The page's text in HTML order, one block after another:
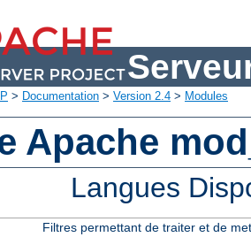
> Documentation > Version 2.4 > Modules
Apache
Langues
Filtres permettant de traiter et de